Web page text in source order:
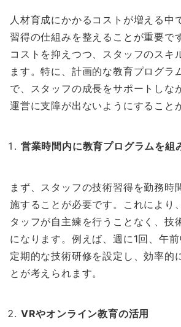
人材育成にかかるコストが増える中
習得の仕組みを整えることが重要で
コストを抑えつつ、スタッフのスキ
ます。特に、計画的な教育プログラ
で、スタッフの成長をサポートしな
運営に支障が出ないようにすること
営業時間内に教育プログラムを組
まず、スタッフの技術習得を勤務時
施することが必要です。これにより
タッフが自主練を行うことなく、技
になります。例えば、週に1回、午
定期的な技術研修を設定し、効率的
とが考えられます。
VRやオンライン教育の活用